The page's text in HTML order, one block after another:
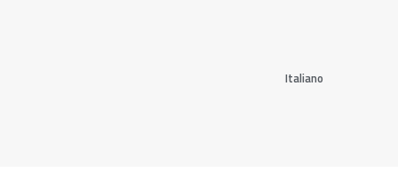
Italiano